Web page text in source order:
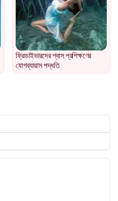
ফ্রিডাইভারদের শ্বাস প্রশিক্ষণের
যোগব্যায়াম পদ্ধতি